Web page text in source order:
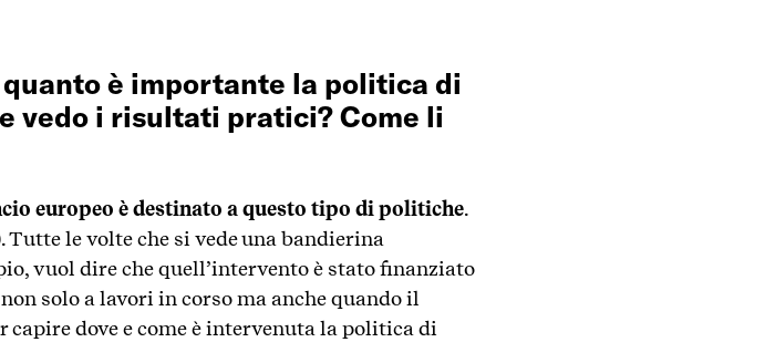
è importante la politica di
vedo i risultati pratici? Come li
europeo è destinato a questo tipo di politiche.
le volte che si vede una bandierina
vuol dire che quell’intervento è stato finanziato
solo a lavori in corso ma anche quando il
dove e come è intervenuta la politica di